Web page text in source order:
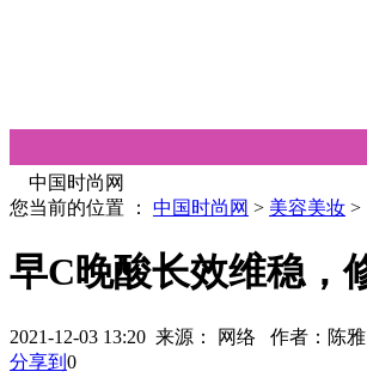
中国时尚网
您当前的位置 ： 中国时尚网 > 美容美妆 >
早C晚酸长效维稳，
2021-12-03 13:20 来源： 网络 作者：陈雅
分享到 0